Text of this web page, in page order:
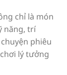
chỉ là món
năng, trí
phiêu
lý tưởng